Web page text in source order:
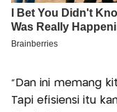
"Dan ini memang
Tapi efisiensi itu